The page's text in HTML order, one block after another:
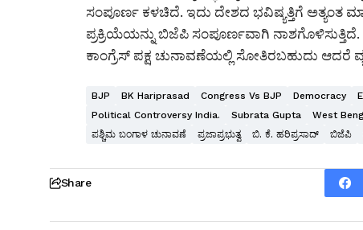
ಸಂಪೂರ್ಣ ಕಳಚಿದೆ. ಇದು ದೇಶದ ಭವಿಷ್ಯತ್ತಿಗೆ ಅತ್ಯಂತ
ಪ್ರಕ್ರಿಯೆಯನ್ನು ಬಿಜೆಪಿ ಸಂಪೂರ್ಣವಾಗಿ
ಕಾಂಗ್ರೆಸ್ ಪಕ್ಷ ಚುನಾವಣೆಯಲ್ಲಿ ಸೋತಿರಬಹುದು ಆದರೆ
BJP BK Hariprasad Congress Vs BJP Democracy
Political Controversy India.
Subrata Gupta West
ಪಶ್ಚಿಮ ಬಂಗಾಳ ಚುನಾವಣೆ
ಪ್ರಜಾಪ್ರಭುತ್ವ ಬಿ. ಕೆ. ಹರಿಪ್ರಸಾದ್ ಬಿಜೆಪಿ
Share